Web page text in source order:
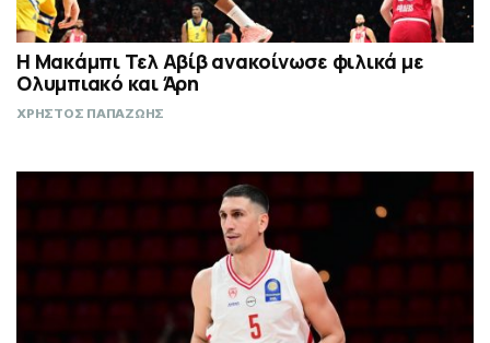
Η Μακάμπι Τελ Αβίβ ανακοίνωσε φιλικά με
Ολυμπιακό και Άρη
ΧΡΗΣΤΟΣ ΠΑΠΑΖΩΗΣ